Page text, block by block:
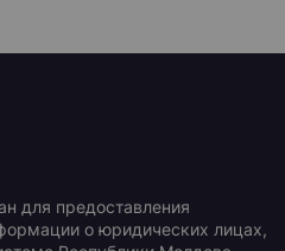
для предоставления
о юридических лицах,